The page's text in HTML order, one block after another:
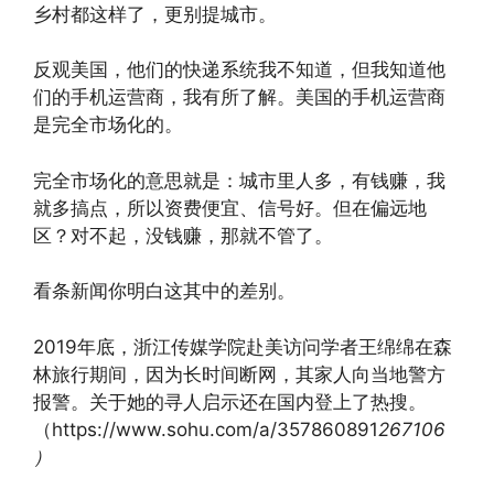
乡村都这样了，更别提城市。
反观美国，他们的快递系统我不知道，但我知道他
们的手机运营商，我有所了解。美国的手机运营商
是完全市场化的。
完全市场化的意思就是：城市里人多，有钱赚，我
就多搞点，所以资费便宜、信号好。但在偏远地
区？对不起，没钱赚，那就不管了。
看条新闻你明白这其中的差别。
2019年底，浙江传媒学院赴美访问学者王绵绵在森
林旅行期间，因为长时间断网，其家人向当地警方
报警。关于她的寻人启示还在国内登上了热搜。
（https://www.sohu.com/a/357860891267106
）